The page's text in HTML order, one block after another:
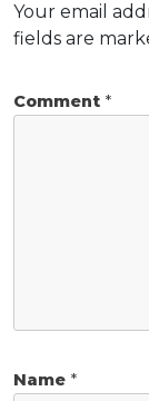
Your email
fields are
Comment *
Name *